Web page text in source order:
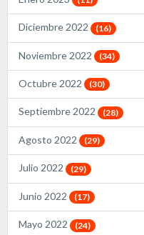
Diciembre 2022 (16)
Noviembre 2022 (34)
Octubre 2022 (30)
Septiembre 2022 (28)
Agosto 2022 (29)
Julio 2022 (29)
Junio 2022 (17)
Mayo 2022 (24)